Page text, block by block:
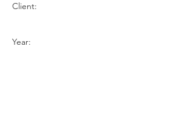
Client:
Year: